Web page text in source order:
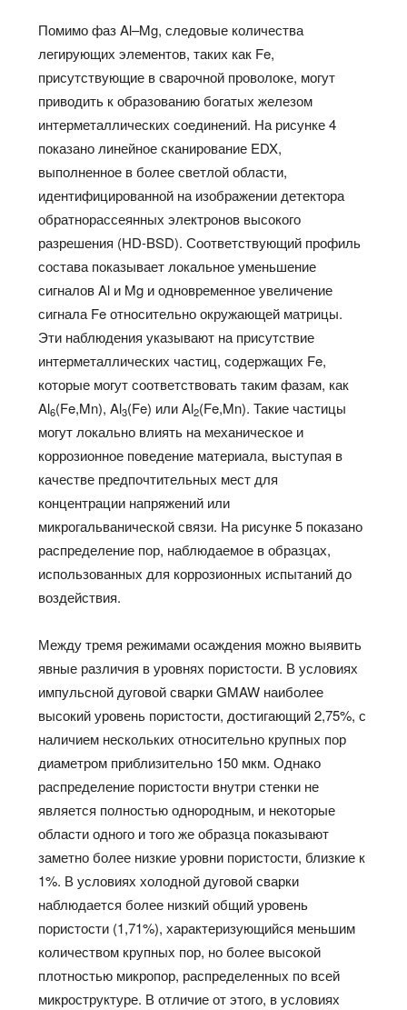
Помимо фаз Al–Mg, следовые количества
легирующих элементов, таких как Fe,
присутствующие в сварочной проволоке, могут
приводить к образованию богатых железом
интерметаллических соединений. На рисунке 4
показано линейное сканирование EDX,
выполненное в более светлой области,
идентифицированной на изображении детектора
обратнорассеянных электронов высокого
разрешения (HD-BSD). Соответствующий профиль
состава показывает локальное уменьшение
сигналов Al и Mg и одновременное увеличение
сигнала Fe относительно окружающей матрицы.
Эти наблюдения указывают на присутствие
интерметаллических частиц, содержащих Fe,
которые могут соответствовать таким фазам, как
Al6(Fe,Mn), Al3(Fe) или Al2(Fe,Mn). Такие частицы
могут локально влиять на механическое и
коррозионное поведение материала, выступая в
качестве предпочтительных мест для
концентрации напряжений или
микрогальванической связи. На рисунке 5 показано
распределение пор, наблюдаемое в образцах,
использованных для коррозионных испытаний до
воздействия.
Между тремя режимами осаждения можно выявить
явные различия в уровнях пористости. В условиях
импульсной дуговой сварки GMAW наиболее
высокий уровень пористости, достигающий 2,75%, с
наличием нескольких относительно крупных пор
диаметром приблизительно 150 мкм. Однако
распределение пористости внутри стенки не
является полностью однородным, и некоторые
области одного и того же образца показывают
заметно более низкие уровни пористости, близкие к
1%. В условиях холодной дуговой сварки
наблюдается более низкий общий уровень
пористости (1,71%), характеризующийся меньшим
количеством крупных пор, но более высокой
плотностью микропор, распределенных по всей
микроструктуре. В отличие от этого, в условиях